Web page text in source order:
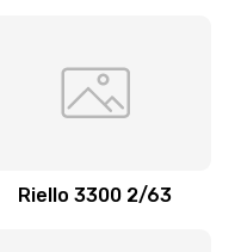
Riello 3300 2/63